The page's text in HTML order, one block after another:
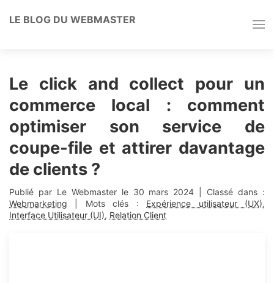
LE BLOG DU WEBMASTER
Le click and collect pour un
commerce local : comment
optimiser son service de
coupe-file et attirer davantage
de clients ?
Publié par Le Webmaster le 30 mars 2024
| Classé dans :
Webmarketing | Mots clés : Expérience utilisateur (UX),
Interface Utilisateur (UI), Relation Client